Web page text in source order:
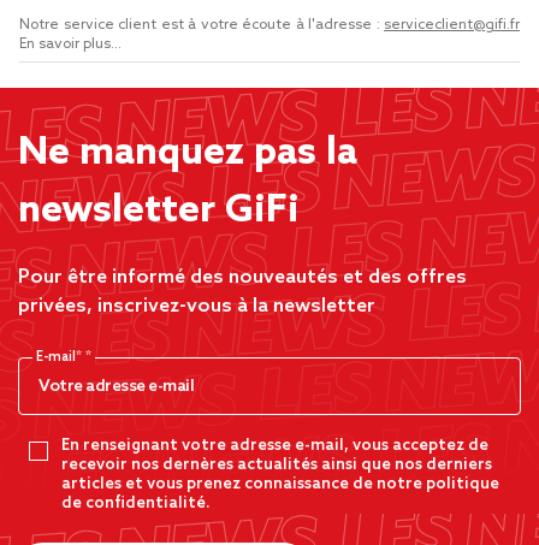
Notre service client est à votre écoute à l'adresse : serviceclient@gifi.fr
En savoir plus...
Ne manquez pas la
newsletter GiFi
Pour être informé des nouveautés et des offres
privées, inscrivez-vous à la newsletter
E-mail*
En renseignant votre adresse e-mail, vous acceptez de
recevoir nos dernères actualités ainsi que nos derniers
articles et vous prenez connaissance de notre politique
de confidentialité.